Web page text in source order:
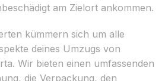
am Zielort ankommen.
kümmern sich um alle
deines Umzugs von
Wir bieten einen umfassenden
die Verpackung, den